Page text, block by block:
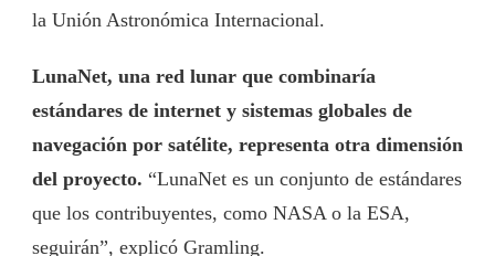
la Unión Astronómica Internacional.
LunaNet, una red lunar que combinaría
estándares de internet y sistemas globales de
navegación por satélite, representa otra dimensión
del proyecto. “LunaNet es un conjunto de estándares
que los contribuyentes, como NASA o la ESA,
seguirán”, explicó Gramling.